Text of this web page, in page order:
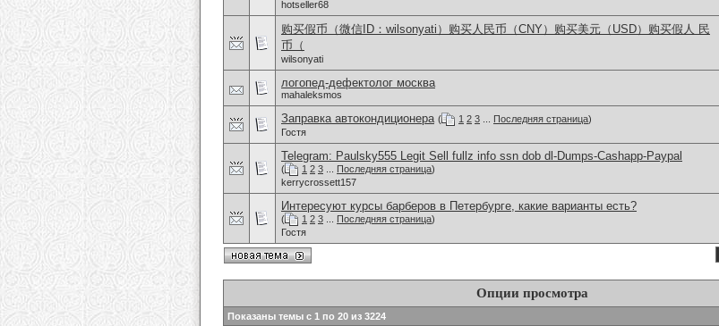
hotseller68
购买假币（微信ID：wilsonyati）购买人民币（CNY）购买美元（USD）购买假人 民
币（
wilsonyati
логопед-дефектолог москва
mahaleksmos
Заправка автокондиционера ( 1 2 3 Последняя страница)
Гостя
Telegram: Paulsky555 Legit Sell fullz info ssn dob dl-Dumps-Cashapp-Paypal
( 1 2 3 Последняя страница)
kerrycrossett157
Интересуют курсы барберов в Петербурге, какие варианты есть?
( 1 2 3 Последняя страница)
Гостя
Опции просмотра
Показаны темы с 1 по 20 из 3224